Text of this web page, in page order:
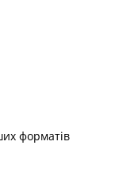
форматів